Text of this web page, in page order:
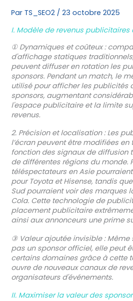
Par TS_SEO2 / 23 octobre 2025
I. Modèle de revenus publicitaires
① Dynamiques et coûteux :
d'affichage statiques traditionnels,
peuvent diffuser en rotation les
sponsors. Pendant un match, le
utilisé pour afficher les publicités
sponsors, augmentant
l'espace publicitaire et la limite
revenus.
2. Précision et localisation : Les
l’écran peuvent être modifiées en
fonction des signaux de diffusion
de différentes régions du monde.
téléspectateurs en Asie
pour Toyota et Hisense, tandis
Sud pourraient voir des marques
Cola. Cette technologie de
placement publicitaire
ainsi aux annonceurs une prime
③ Valeur ajoutée invisible : Même
pas un sponsor officiel, elle peut
certains domaines grâce à cette
ouvre de nouveaux canaux de
organisateurs d'événements.
II. Maximiser la valeur des